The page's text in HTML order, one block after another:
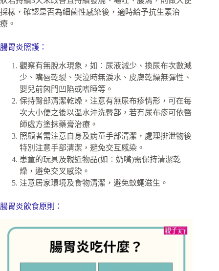
採樣，確認是否為細菌性感染後，適時給予抗生素治
療。
腸胃炎照護：
觀察有無脫水現象，如︰尿液減少、換尿布次數減
少、嘴唇乾裂、哭泣時無淚水、皮膚乾燥無彈性、
嬰兒前囟門凹陷或嗜睡等。
保持臀部清潔乾燥，注意有無尿布疹情形，可在每
次大小便之後以溫水沖洗臀部，若有尿布疹可依醫
師處方塗抹藥膏治療。
照顧者需注意自身及病童手部清潔，處理排泄物後
特別注意手部清潔，避免交互感染。
患童的玩具及親近物品(如︰奶嘴)需保持清潔乾
燥，避免交叉感染。
注意居家環境及食物清潔，避免蚊蠅滋生。
腸胃炎飲食原則：